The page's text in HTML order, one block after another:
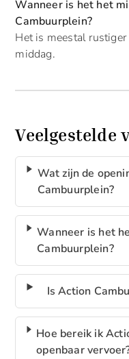
Wanneer is het het
Cambuurplein?
Het is meestal
middag.
Veelgestelde
Wat zijn de
Cambuurplein?
Wanneer is het
Cambuurplein?
Is Action
Hoe bereik ik
openbaar